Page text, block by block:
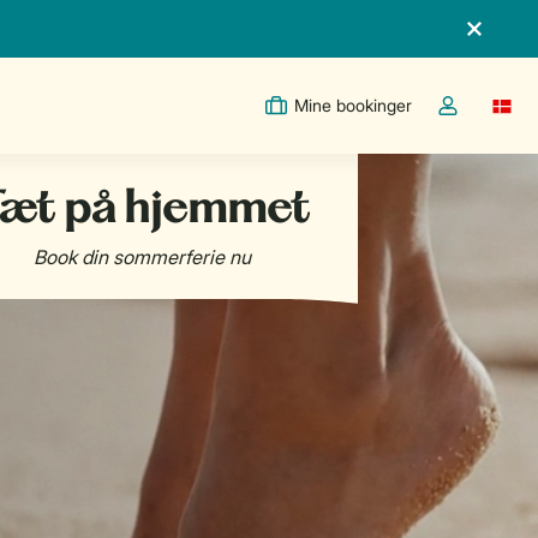
Mine bookinger
Toggle the